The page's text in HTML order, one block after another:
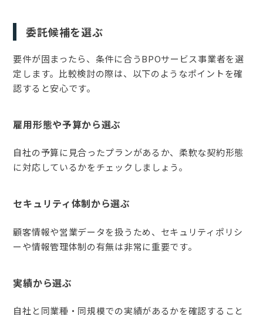
委託候補を選ぶ
要件が固まったら、条件に合うBPOサービス事業者を選
定します。比較検討の際は、以下のようなポイントを確
認すると安心です。
雇用形態や予算から選ぶ
自社の予算に見合ったプランがあるか、柔軟な契約形態
に対応しているかをチェックしましょう。
セキュリティ体制から選ぶ
顧客情報や営業データを扱うため、セキュリティポリシ
ーや情報管理体制の有無は非常に重要です。
実績から選ぶ
自社と同業種・同規模での実績があるかを確認すること